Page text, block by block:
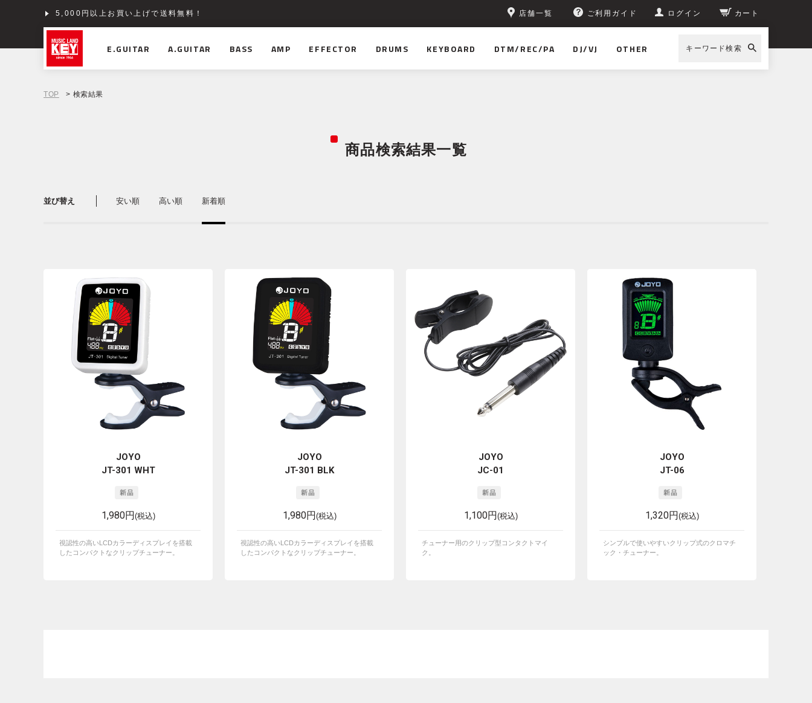
5,000円以上お買い上げで送料無料！ 店舗一覧 ご利用ガイド ログイン カート
E.GUITAR A.GUITAR BASS AMP EFFECTOR DRUMS KEYBOARD DTM/REC/PA DJ/VJ OTHER キーワード検索
TOP > 検索結果
商品検索結果一覧
並び替え 安い順 高い順 新着順
JOYO
JT-301 WHT
1,980円(税込)
視認性の高いLCDカラーディスプレイを搭載
したコンパクトなクリップチューナー。
JOYO
JT-301 BLK
1,980円(税込)
視認性の高いLCDカラーディスプレイを搭載
したコンパクトなクリップチューナー。
JOYO
JC-01
1,100円(税込)
チューナー用のクリップ型コンタクトマイ
ク。
JOYO
JT-06
1,320円(税込)
シンプルで使いやすいクリップ式のクロマチ
ック・チューナー。